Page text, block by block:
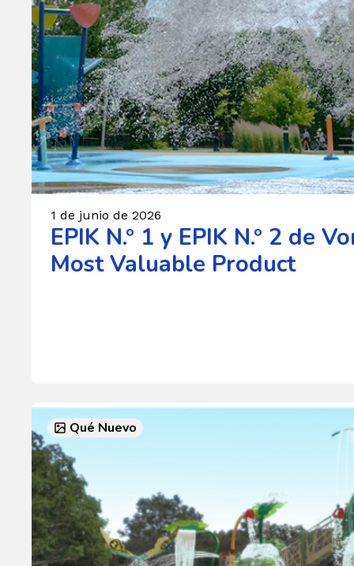
1 de junio de 2026
EPIK N.º 1 y EPIK N.º 2 de
Most Valuable Product
Qué Nuevo